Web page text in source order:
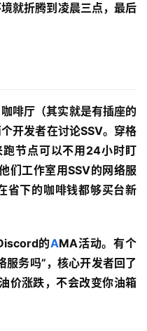
就折腾到凌晨三点，最后
啡厅（其实就是有插座的
开发者在讨论SSV。穿格
节点可以不用24小时盯
们工作室用SSV的网络服
省下的咖啡钱都够买台新
的AMA活动。有个
服务吗”，核心开发者回了
价涨跌，不会改变你油箱